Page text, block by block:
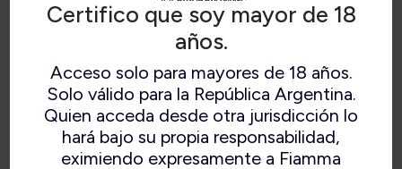
Certifico que soy mayor de 18
años.
Acceso solo para mayores de 18 años.
Solo válido para la República Argentina.
Quien acceda desde otra jurisdicción lo
hará bajo su propia responsabilidad,
eximiendo expresamente a Fiamma
GIZEH FILTRO PROCELL ACTIVE
PRISM